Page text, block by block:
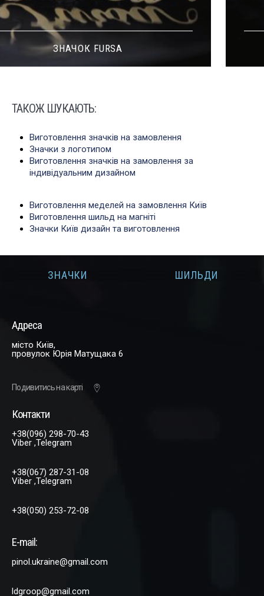
ЗНАЧОК FURSA
ТАКОЖ ШУКАЮТЬ:
Виготовлення значків на замовлення
Значки з логотипом
Виготовлення значків на замовлення за
індивідуальним дизайном
Виготовлення меделей на замовлення Київ
Виготовлення шильд на магніті
Значки Київ дизайн та виготовлення
ЗНАЧКИ ШИЛЬДИ
Адреса
місто Київ,
провулок Юрія Матущака 6
Подивитись на карті
Контакти
+38(096) 298-70-43
Viber ,Telegram
+38(067) 287-31-08
Viber ,Telegram
+38(050) 253-72-08
E-mail:
pinol.ukraine@gmail.com
ldgroop@gmail.com